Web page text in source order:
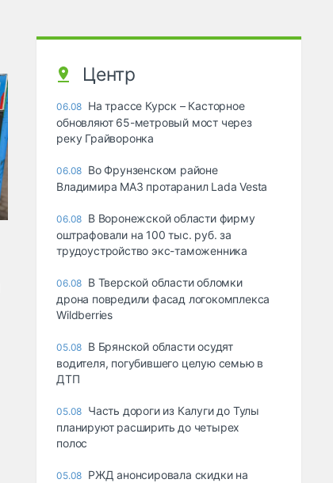
Центр
06.08 На трассе Курск – Касторное
обновляют 65-метровый мост через
реку Грайворонка
06.08 Во Фрунзенском районе
Владимира МАЗ протаранил Lada Vesta
06.08 В Воронежской области фирму
оштрафовали на 100 тыс. руб. за
трудоустройство экс-таможенника
06.08 В Тверской области обломки
дрона повредили фасад логокомплекса
Wildberries
05.08 В Брянской области осудят
водителя, погубившего целую семью в
ДТП
05.08 Часть дороги из Калуги до Тулы
планируют расширить до четырех
полос
05.08 РЖД анонсировала скидки на